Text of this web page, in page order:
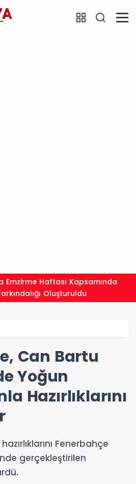
Oluşturuldu
Can Bartu
Yoğun
Hazırlıklarını
Fenerbahçe
gerçekleştirilen